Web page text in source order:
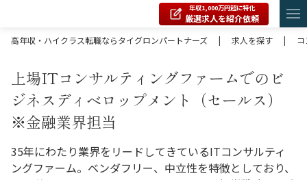
年収1,000万円超に特化
厳選求人を紹介依頼
高年収・ハイクラス転職ならタイグロンパートナーズ
| 求人を探す |
上場ITコンサルティングファームでのビ
ジネスディベロップメント（セールス）
※金融業界担当
35年にわたり業界をリードしてきているITコンサルティ
ングファーム。ベンダフリー、中立性を特徴としており、